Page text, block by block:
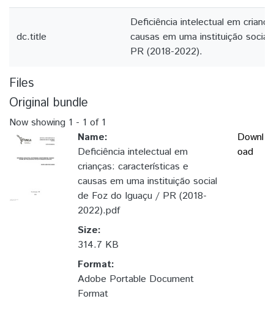
dc.title
Deficiência intelectual em
causas em uma instituição
PR (2018-2022).
Files
Original bundle
Now showing 1 - 1 of 1
Name:
Deficiência intelectual em
crianças: características e
causas em uma instituição social
de Foz do Iguaçu / PR (2018-
2022).pdf
Size:
314.7 KB
Format:
Adobe Portable Document
Format
Downl
oad